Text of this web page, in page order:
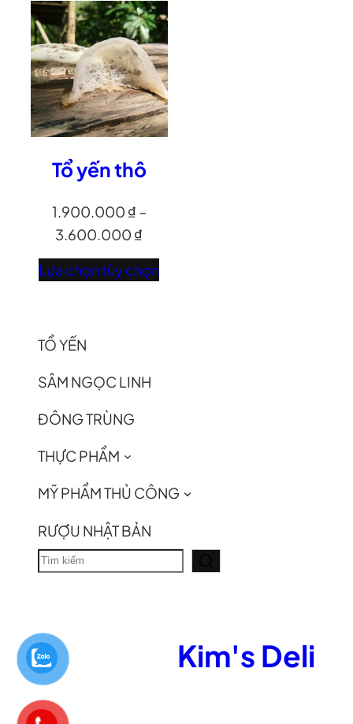
Tổ yến thô
1.900.000 ₫ –
3.600.000 ₫
Lựa chọn tùy chọn
TỔ YẾN
SÂM NGỌC LINH
ĐÔNG TRÙNG
THỰC PHẨM
MỸ PHẨM THỦ CÔNG
RƯỢU NHẬT BẢN
T
k
i
ế
m
Kim's Deli